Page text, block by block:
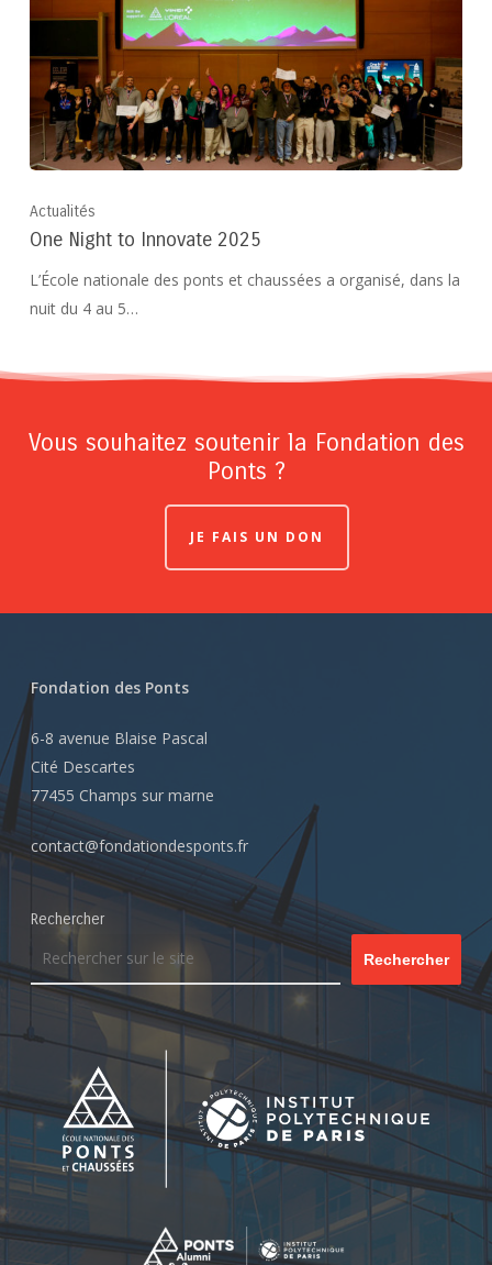
Actualités
One Night to Innovate 2025
L’École nationale des ponts et chaussées a organisé, dans la
nuit du 4 au 5…
Vous souhaitez soutenir la Fondation des
Ponts ?
JE FAIS UN DON
Fondation des Ponts
6-8 avenue Blaise Pascal
Cité Descartes
77455 Champs sur marne
contact@fondationdesponts.fr
Rechercher
Rechercher